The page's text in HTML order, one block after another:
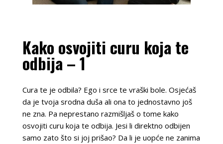
Kako osvojiti curu koja te
odbija – 1
Cura te je odbila? Ego i srce te vraški bole. Osjećaš
da je tvoja srodna duša ali ona to jednostavno još
ne zna. Pa neprestano razmišljaš o tome kako
osvojiti curu koja te odbija. Jesi li direktno odbijen
samo zato što si joj prišao? Da li je uopće ne zanima